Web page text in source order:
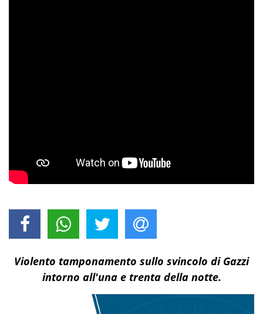
Violento tamponamento sullo svincolo di Gazzi
intorno all'una e trenta della notte.